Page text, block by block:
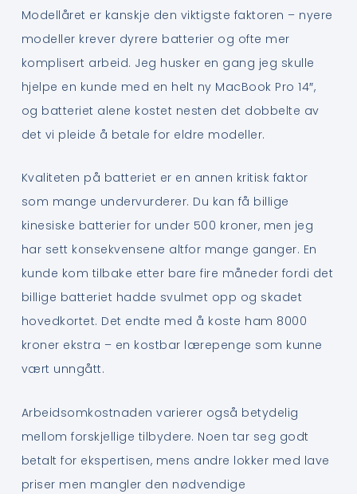
Modellåret er kanskje den viktigste faktoren – nyere
modeller krever dyrere batterier og ofte mer
komplisert arbeid. Jeg husker en gang jeg skulle
hjelpe en kunde med en helt ny MacBook Pro 14″,
og batteriet alene kostet nesten det dobbelte av
det vi pleide å betale for eldre modeller.
Kvaliteten på batteriet er en annen kritisk faktor
som mange undervurderer. Du kan få billige
kinesiske batterier for under 500 kroner, men jeg
har sett konsekvensene altfor mange ganger. En
kunde kom tilbake etter bare fire måneder fordi det
billige batteriet hadde svulmet opp og skadet
hovedkortet. Det endte med å koste ham 8000
kroner ekstra – en kostbar lærepenge som kunne
vært unngått.
Arbeidsomkostnaden varierer også betydelig
mellom forskjellige tilbydere. Noen tar seg godt
betalt for ekspertisen, mens andre lokker med lave
priser men mangler den nødvendige